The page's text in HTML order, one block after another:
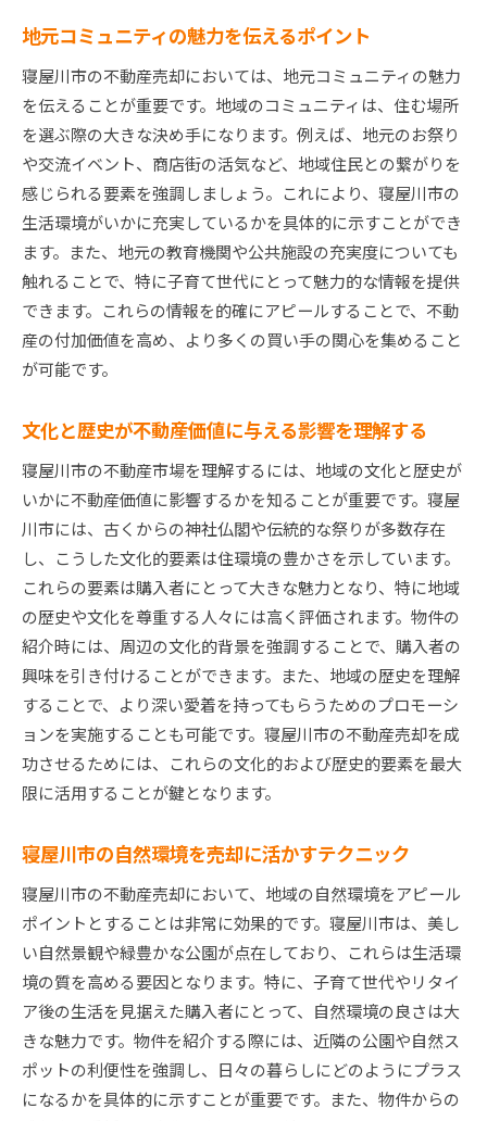
地元コミュニティの魅力を伝えるポイント
寝屋川市の不動産売却においては、地元コミュニティの魅力
を伝えることが重要です。地域のコミュニティは、住む場所
を選ぶ際の大きな決め手になります。例えば、地元のお祭り
や交流イベント、商店街の活気など、地域住民との繋がりを
感じられる要素を強調しましょう。これにより、寝屋川市の
生活環境がいかに充実しているかを具体的に示すことができ
ます。また、地元の教育機関や公共施設の充実度についても
触れることで、特に子育て世代にとって魅力的な情報を提供
できます。これらの情報を的確にアピールすることで、不動
産の付加価値を高め、より多くの買い手の関心を集めること
が可能です。
文化と歴史が不動産価値に与える影響を理解する
寝屋川市の不動産市場を理解するには、地域の文化と歴史が
いかに不動産価値に影響するかを知ることが重要です。寝屋
川市には、古くからの神社仏閣や伝統的な祭りが多数存在
し、こうした文化的要素は住環境の豊かさを示しています。
これらの要素は購入者にとって大きな魅力となり、特に地域
の歴史や文化を尊重する人々には高く評価されます。物件の
紹介時には、周辺の文化的背景を強調することで、購入者の
興味を引き付けることができます。また、地域の歴史を理解
することで、より深い愛着を持ってもらうためのプロモーシ
ョンを実施することも可能です。寝屋川市の不動産売却を成
功させるためには、これらの文化的および歴史的要素を最大
限に活用することが鍵となります。
寝屋川市の自然環境を売却に活かすテクニック
寝屋川市の不動産売却において、地域の自然環境をアピール
ポイントとすることは非常に効果的です。寝屋川市は、美し
い自然景観や緑豊かな公園が点在しており、これらは生活環
境の質を高める要因となります。特に、子育て世代やリタイ
ア後の生活を見据えた購入者にとって、自然環境の良さは大
きな魅力です。物件を紹介する際には、近隣の公園や自然ス
ポットの利便性を強調し、日々の暮らしにどのようにプラス
になるかを具体的に示すことが重要です。また、物件からの